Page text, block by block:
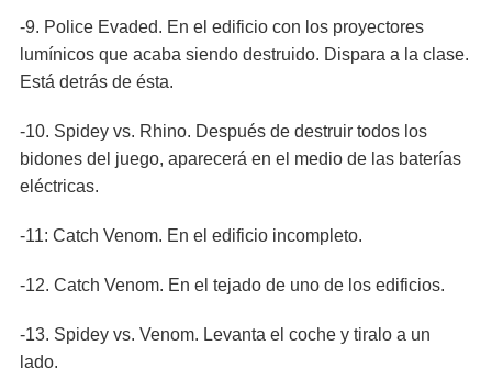
-9. Police Evaded. En el edificio con los proyectores
lumínicos que acaba siendo destruido. Dispara a la clase.
Está detrás de ésta.
-10. Spidey vs. Rhino. Después de destruir todos los
bidones del juego, aparecerá en el medio de las baterías
eléctricas.
-11: Catch Venom. En el edificio incompleto.
-12. Catch Venom. En el tejado de uno de los edificios.
-13. Spidey vs. Venom. Levanta el coche y tiralo a un
lado.